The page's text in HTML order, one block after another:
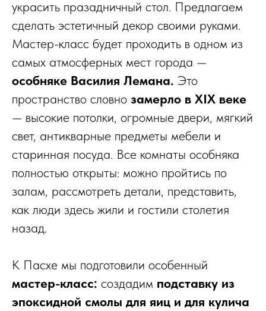
украсить празадничный стол. Предлагаем
сделать эстетичный декор своими руками.
Мастер-класс будет проходить в одном из
самых атмосферных мест города —
особняке Василия Лемана. Это
пространство словно замерло в XIX веке
— высокие потолки, огромные двери, мягкий
свет, антикварные предметы мебели и
старинная посуда. Все комнаты особняка
полностью открыты: можно пройтись по
залам, рассмотреть детали, представить,
как люди здесь жили и гостили столетия
назад.
К Пасхе мы подготовили особенный
мастер-класс: создадим подставку из
эпоксидной смолы для яиц и для кулича